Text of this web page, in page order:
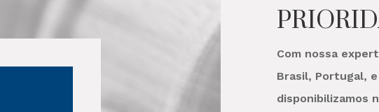
Com nossa
Brasil, Portugal, e
disponibilizamos